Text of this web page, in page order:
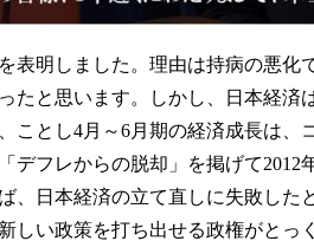
表明しました。理由は持病の悪化
たと思います。しかし、日本経済
ことし4月～6月期の経済成長は、
デフレからの脱却」を掲げて2012
、日本経済の立て直しに失敗した
しい政策を打ち出せる政権がとっ